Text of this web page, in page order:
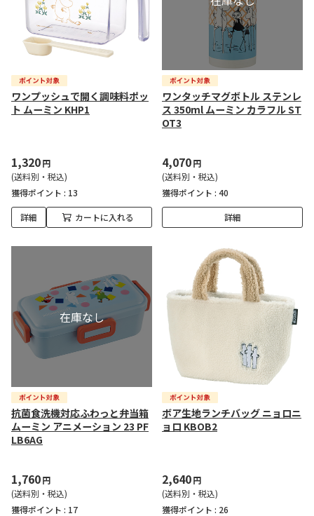
ワンプッシュで開く調味料ポッ
ト ムーミン KHP1
1,320円
(送料別・税込)
獲得ポイント : 13
詳細 カートに入れる
ワンタッチマグボトル ステンレ
ス 350ml ムーミン カラフル ST
OT3
4,070円
(送料別・税込)
獲得ポイント : 40
詳細
抗菌食洗機対応ふわっと弁当箱
ムーミン アニメーション 23 PF
LB6AG
1,760円
(送料別・税込)
獲得ポイント : 17
ボア生地ランチバッグ ニョロニ
ョロ KBOB2
2,640円
(送料別・税込)
獲得ポイント : 26